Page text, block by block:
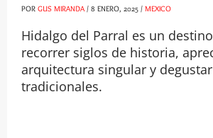
POR GUS MIRANDA / 8 ENERO, 2025 / MEXICO
Hidalgo del Parral es un
recorrer siglos de historia,
arquitectura singular y
tradicionales.